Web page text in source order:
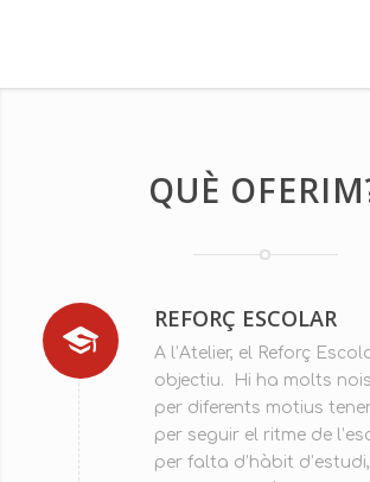
QUÈ
REFORÇ ESCOLAR
A l’Atelier, el Reforç
objectiu. Hi ha molts
per diferents motius
per seguir el ritme de
per falta d’hàbit d’estudi,